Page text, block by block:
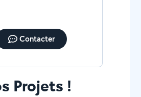
Contacter
Projets !